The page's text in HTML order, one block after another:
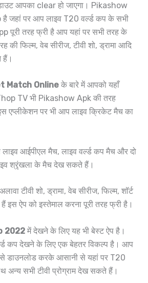
आपका clear हो जाएगा। Pikashow
जहां पर आप लाइव T20 वर्ल्ड कप के सभी
पूरी तरह फ्री है आप यहां पर सभी तरह के
फिल्म, वेब सीरीज, टीवी शो, ड्रामा आदि
हैं।
Match Online के बारे में आपको यहाँ
TV भी Pikashow Apk की तरह
एप्लीकेशन पर भी आप लाइव क्रिकेट मैच का
आईपीएल मैच, लाइव वर्ल्ड कप मैच और दो
श्रृंखला के मैच देख सकते हैं।
टीवी शो, ड्रामा, वेब सीरीज, फिल्म, शॉर्ट
ऐप को इस्तेमाल करना पूरी तरह फ्री है।
2022 में देखने के लिए यह भी बेस्ट ऐप है।
कप देखने के लिए एक बेहतर विकल्प है। आप
डाउनलोड करके आसानी से यहां पर T20
अन्य सभी टीवी प्रोग्राम देख सकते हैं।